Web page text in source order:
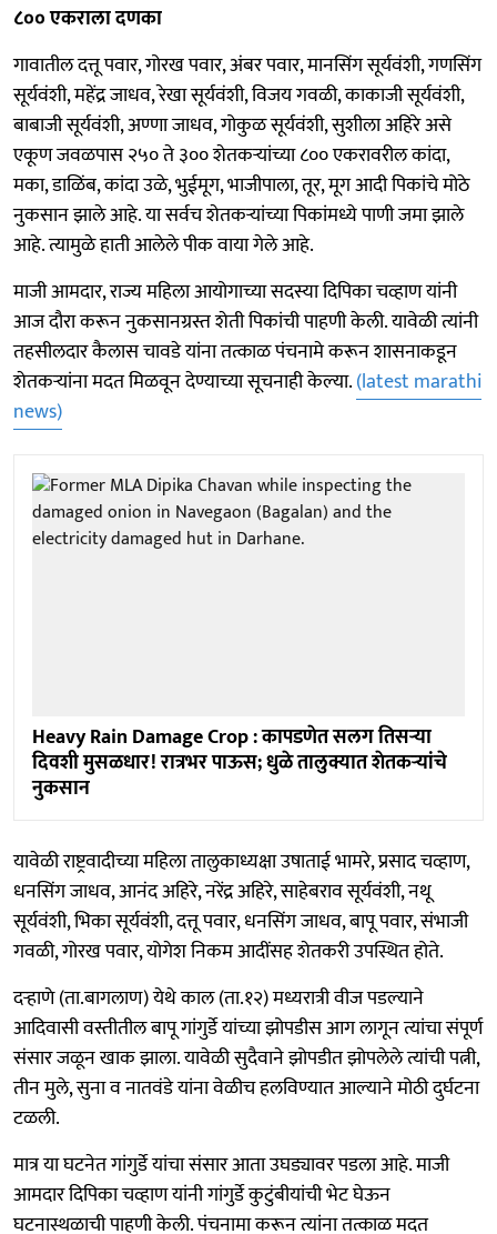
८०० एकराला दणका
गावातील दत्तू पवार, गोरख पवार, अंबर पवार, मानसिंग सूर्यवंशी, गणसिंग
सूर्यवंशी, महेंद्र जाधव, रेखा सूर्यवंशी, विजय गवळी, काकाजी सूर्यवंशी,
बाबाजी सूर्यवंशी, अण्णा जाधव, गोकुळ सूर्यवंशी, सुशीला अहिरे असे
एकूण जवळपास २५० ते ३०० शेतकऱ्यांच्या ८०० एकरावरील कांदा,
मका, डाळिंब, कांदा उळे, भुईमूग, भाजीपाला, तूर, मूग आदी पिकांचे मोठे
नुकसान झाले आहे. या सर्वच शेतकऱ्यांच्या पिकांमध्ये पाणी जमा झाले
आहे. त्यामुळे हाती आलेले पीक वाया गेले आहे.
माजी आमदार, राज्य महिला आयोगाच्या सदस्या दिपिका चव्हाण यांनी
आज दौरा करून नुकसानग्रस्त शेती पिकांची पाहणी केली. यावेळी त्यांनी
तहसीलदार कैलास चावडे यांना तत्काळ पंचनामे करून शासनाकडून
शेतकऱ्यांना मदत मिळवून देण्याच्या सूचनाही केल्या.(latest marathi
news)
Heavy Rain Damage Crop : कापडणेत सलग तिसऱ्या
दिवशी मुसळधार! रात्रभर पाऊस; धुळे तालुक्यात शेतकऱ्यांचे
नुकसान
यावेळी राष्ट्रवादीच्या महिला तालुकाध्यक्षा उषाताई भामरे, प्रसाद चव्हाण,
धनसिंग जाधव, आनंद अहिरे, नरेंद्र अहिरे, साहेबराव सूर्यवंशी, नथू
सूर्यवंशी, भिका सूर्यवंशी, दत्तू पवार, धनसिंग जाधव, बापू पवार, संभाजी
गवळी, गोरख पवार, योगेश निकम आदींसह शेतकरी उपस्थित होते.
दऱ्हाणे (ता.बागलाण) येथे काल (ता.१२) मध्यरात्री वीज पडल्याने
आदिवासी वस्तीतील बापू गांगुर्डे यांच्या झोपडीस आग लागून त्यांचा संपूर्ण
संसार जळून खाक झाला. यावेळी सुदैवाने झोपडीत झोपलेले त्यांची पत्नी,
तीन मुले, सुना व नातवंडे यांना वेळीच हलविण्यात आल्याने मोठी दुर्घटना
टळली.
मात्र या घटनेत गांगुर्डे यांचा संसार आता उघड्यावर पडला आहे. माजी
आमदार दिपिका चव्हाण यांनी गांगुर्डे कुटुंबीयांची भेट घेऊन
घटनास्थळाची पाहणी केली. पंचनामा करून त्यांना तत्काळ मदत